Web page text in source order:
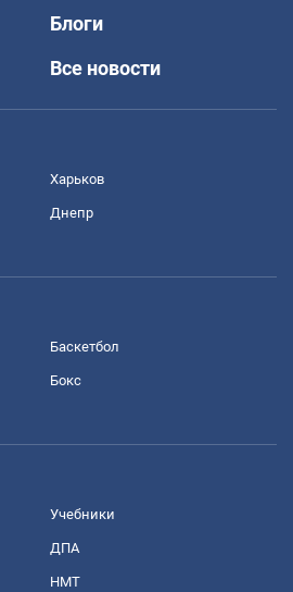
Блоги
Все новости
Харьков
Днепр
Баскетбол
Бокс
Учебники
ДПА
НМТ